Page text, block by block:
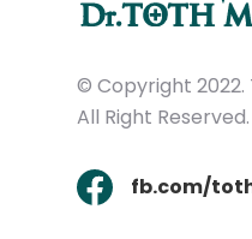
© Copyright 2022.
All Right Reserved.
fb.com/